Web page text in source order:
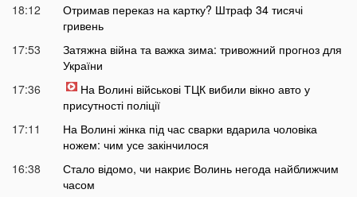
18:12
Отримав переказ на картку? Штраф 34 тисячі
гривень
17:53
Затяжна війна та важка зима: тривожний прогноз для
України
17:36
На Волині військові ТЦК вибили вікно авто у
присутності поліції
17:11
На Волині жінка під час сварки вдарила чоловіка
ножем: чим усе закінчилося
16:38
Стало відомо, чи накриє Волинь негода найближчим
часом